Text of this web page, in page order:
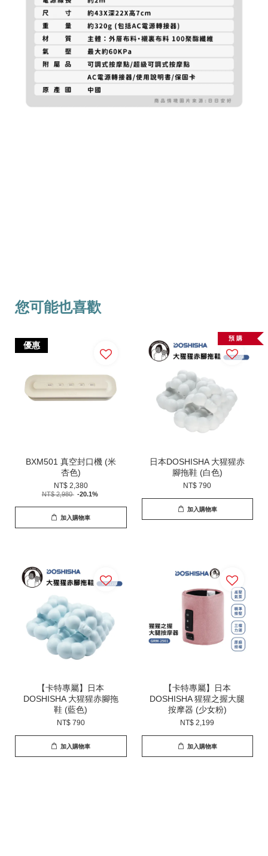
您可能也喜歡
優惠
BXM501 真空封口機 (米
杏色)
NT$ 2,380
NT$ 2,980 -20.1%
加入購物車
預 購
日本DOSHISHA 大猩猩赤
腳拖鞋 (白色)
NT$ 790
加入購物車
【卡特專屬】日本
DOSHISHA 大猩猩赤腳拖
鞋 (藍色)
NT$ 790
加入購物車
【卡特專屬】日本
DOSHISHA 猩猩之握大腿
按摩器 (少女粉)
NT$ 2,199
加入購物車